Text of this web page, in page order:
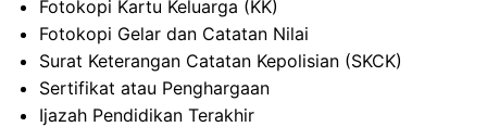
Fotokopi Kartu Keluarga (KK)
Fotokopi Gelar dan Catatan Nilai
Surat Keterangan Catatan Kepolisian (SKCK)
Sertifikat atau Penghargaan
Ijazah Pendidikan Terakhir